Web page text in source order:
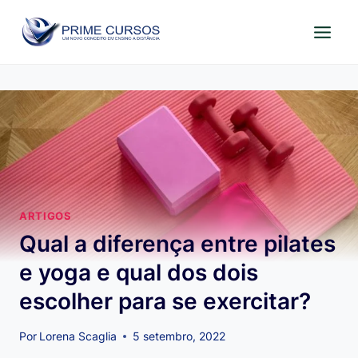
para
ARTIGOS
Qual a diferença entre pilates
e yoga e qual dos dois
escolher para se exercitar?
Por Lorena Scaglia 5 setembro, 2022